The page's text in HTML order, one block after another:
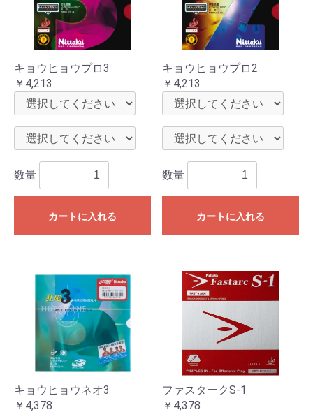
キョウヒョウプロ3
￥4,213
数量
カートに入れる
キョウヒョウプロ2
￥4,213
数量
カートに入れる
キョウヒョウネオ3
￥4,378
ファスタークS-1
￥4,378